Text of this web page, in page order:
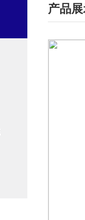
产品